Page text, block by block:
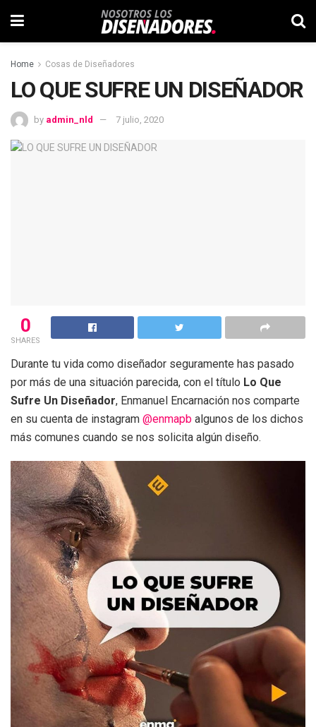
Home Cosas de Diseñadores
LO QUE SUFRE UN DISEÑADOR
by admin_nld 7 julio, 2020
0
SHARES
Durante tu vida como diseñador seguramente has pasado
por más de una situación parecida, con el título Lo Que
Sufre Un Diseñador, Enmanuel Encarnación nos comparte
en su cuenta de instagram @enmapb algunos de los dichos
más comunes cuando se nos solicita algún diseño.